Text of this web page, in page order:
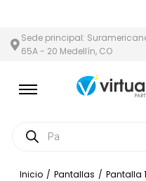
Sede principal:
65A - 20 Medellín, CO
Inicio / Pantallas / Pantalla